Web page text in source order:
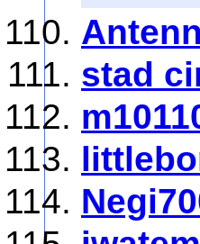
stad